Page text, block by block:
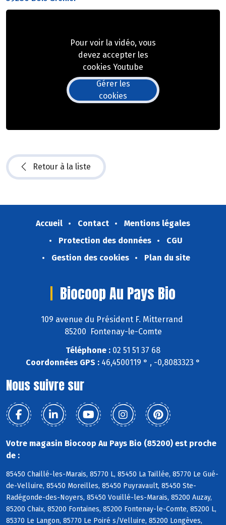
Pour voir la vidéo, vous
devez accepter les
cookies Youtube
Gérer les
cookies
Retour à la liste
Accueil Contact
Mentions légales
Protection des données
CGU
Gestion des cookies
Plan du site
Biocoop Au Pays Bio
109 avenue du Président F. Mitterrand
85200 Fontenay-le-Comte
Téléphone : 02 51 51 37 68
Coordonnées GPS : 46,4500119 ° , -0,8083323 °
Nous suivre sur
Votre magasin Biocoop Au Pays Bio (85200) est proche
de :
85450 Chaillé-les-Marais, 85770 L, 85450 La Taillée, 85770 Le Gué-
de-Velluire, 85450 Moreilles, 85450 Puyravault, 85450 Ste-
Radégonde-des-Noyers, 85450 Vouillé-les-Marais, 85200 Auzay,
85200 Chaix, 85200 Fontaines, 85200 Fontenay-le-Comte, 85200 L,
85370 Le Langon, 85770 Le Poiré s/Velluire, 85200 Longèves,